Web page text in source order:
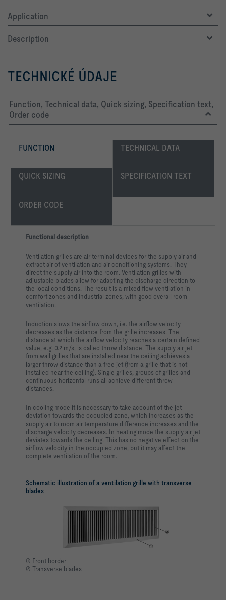
Application
Description
TECHNICKÉ ÚDAJE
Function, Technical data, Quick sizing, Specification text,
Order code
FUNCTION TECHNICAL DATA
QUICK SIZING SPECIFICATION TEXT
ORDER CODE
Schematic illustration of a ventilation grille with transverse
blades
① Front border
② Transverse blades
Functional description
Ventilation grilles are air terminal devices for the supply air and
extract air of ventilation and air conditioning systems. They
direct the supply air into the room. Ventilation grilles with
adjustable blades allow for adapting the discharge direction to
the local conditions. The result is a mixed flow ventilation in
comfort zones and industrial zones, with good overall room
ventilation.
Induction slows the airflow down, i.e. the airflow velocity
decreases as the distance from the grille increases. The
distance at which the airflow velocity reaches a certain defined
value, e.g. 0.2 m/s, is called throw distance. The supply air jet
from wall grilles that are installed near the ceiling achieves a
larger throw distance than a free jet (from a grille that is not
installed near the ceiling). Single grilles, groups of grilles and
continuous horizontal runs all achieve different throw
distances.
In cooling mode it is necessary to take account of the jet
deviation towards the occupied zone, which increases as the
supply air to room air temperature difference increases and the
discharge velocity decreases. In heating mode the supply air jet
deviates towards the ceiling. This has no negative effect on the
airflow velocity in the occupied zone, but it may affect the
complete ventilation of the room.